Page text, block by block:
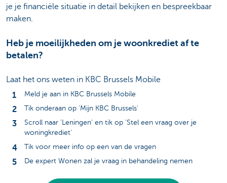
je je financiële situatie in detail bekijken en bespreekbaar
maken.
Heb je moeilijkheden om je woonkrediet af te
betalen?
Laat het ons weten in KBC Brussels Mobile
Meld je aan in KBC Brussels Mobile
Tik onderaan op 'Mijn KBC Brussels'
Scroll naar 'Leningen' en tik op 'Stel een vraag over je
woningkrediet'
Tik voor meer info op een van de vragen
De expert Wonen zal je vraag in behandeling nemen